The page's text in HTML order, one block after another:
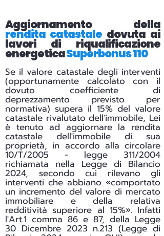
Aggiornamento della
rendita catastale dovuta ai
lavori di riqualificazione
energeticaSuperbonus 110
Se il valore catastale degli interventi
(opportunamente calcolato con il
dovuto coefficiente di
deprezzamento previsto per
normativa) supera il 15% del valore
catastale rivalutato dell'immobile, Lei
è tenuto ad aggiornare la rendita
catastale dell'immobile di sua
proprietà, in accordo alla circolare
10/T/2005 - legge 311/2004
richiamata nella Legge di Bilancio
2024, secondo cui rilevano gli
interventi che abbiano «comportato
un incremento del valore di mercato
immobiliare e della relativa
redditività superiore al 15%». Infatti
l'Art.1 comma 86 e 87, della Legge
30 Dicembre 2023 n.213 (Legge di